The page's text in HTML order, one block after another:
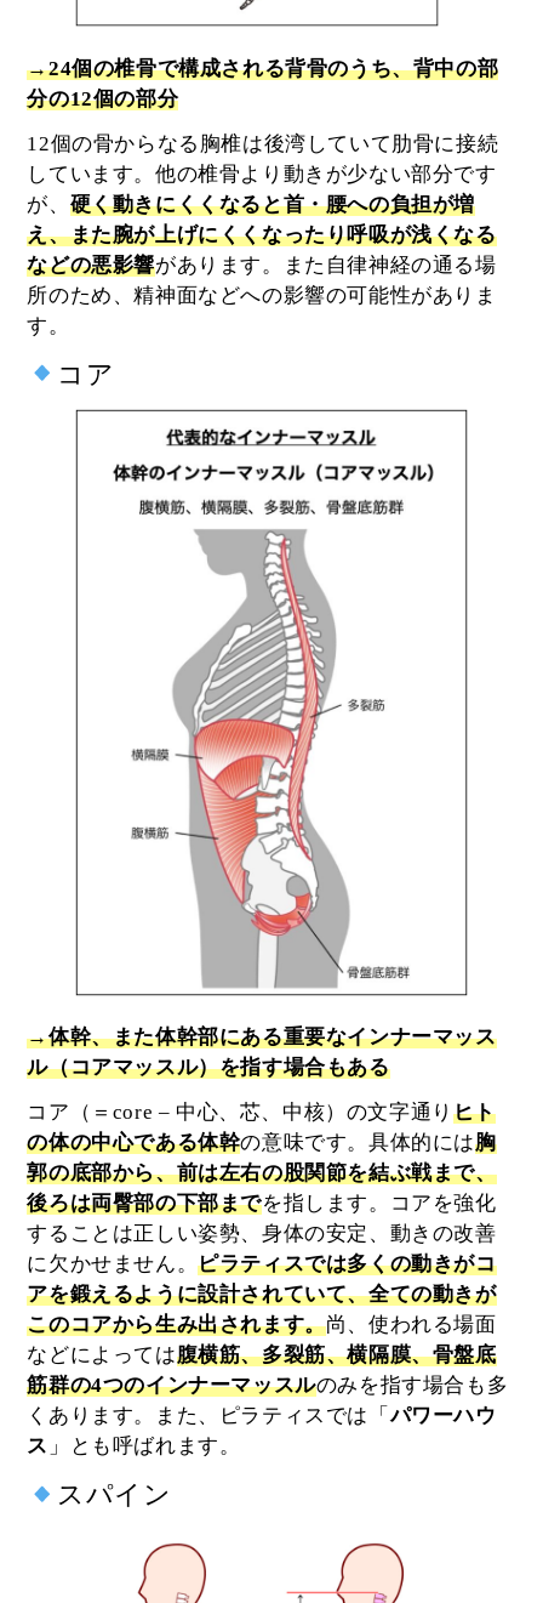
→24個の椎骨で構成される背骨のうち、背中の部
分の12個の部分
12個の骨からなる胸椎は後湾していて肋骨に接続
しています。他の椎骨より動きが少ない部分です
が、 硬く動きにくくなると首・腰への負担が増
え、また腕が上げにくくなったり呼吸が浅くなる
などの悪影響があります。また自律神経の通る場
所のため、精神面などへの影響の可能性がありま
す。
コア
→体幹、また体幹部にある重要なインナーマッス
ル（コアマッスル）を指す場合もある
コア（＝core – 中心、芯、中核）の文字通り ヒト
の体の中心である体幹の意味です。具体的には胸
郭の底部から、前は左右の股関節を結ぶ戦まで、
後ろは両臀部の下部までを指します。コアを強化
することは正しい姿勢、身体の安定、動きの改善
に欠かせません。ピラティスでは多くの動きがコ
アを鍛えるように設計されていて、全ての動きが
このコアから生み出されます。尚、使われる場面
などによっては腹横筋、多裂筋、横隔膜、骨盤底
筋群の4つのインナーマッスルのみを指す場合も多
くあります。また、ピラティスでは「パワーハウ
ス 」とも呼ばれます。
スパイン